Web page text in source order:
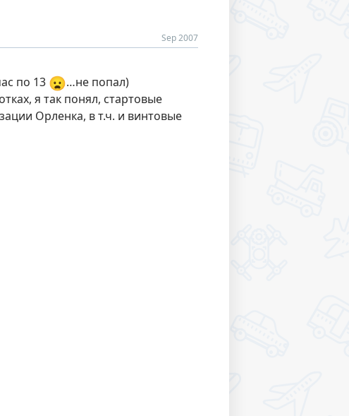
Sep 2007
по 13 😦…не попал)
я так понял, стартовые
Орленка, в т.ч. и винтовые